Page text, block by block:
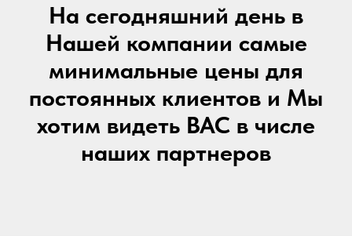
На сегодняшний день в
Нашей компании самые
минимальные цены для
постоянных клиентов и Мы
хотим видеть ВАС в числе
наших партнеров